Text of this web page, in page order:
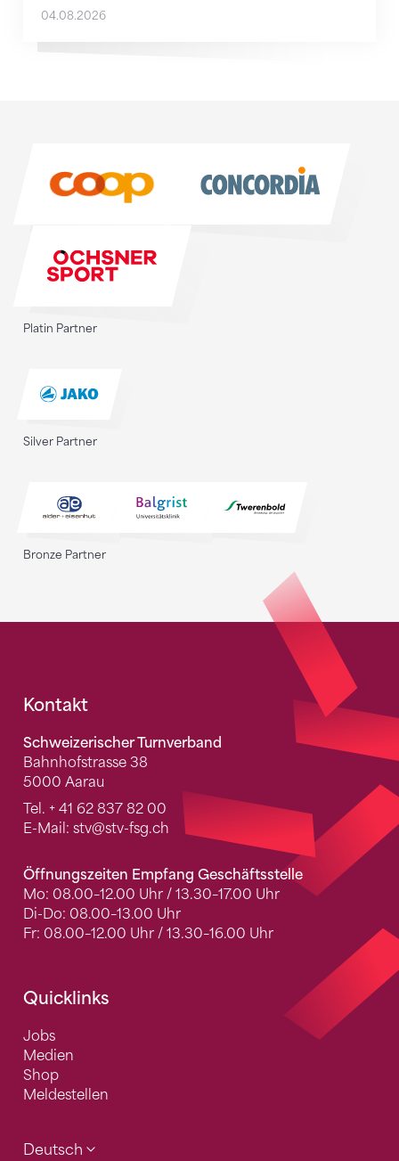
04.08.2026
Platin Partner
Silver Partner
Bronze Partner
Fusszeile
Kontakt
Schweizerischer Turnverband
Bahnhofstrasse 38
5000 Aarau
Tel. + 41 62 837 82 00
E-Mail: stv@stv-fsg.ch
Öffnungszeiten Empfang Geschäftsstelle
Mo: 08.00–12.00 Uhr / 13.30–17.00 Uhr
Di-Do: 08.00–13.00 Uhr
Fr: 08.00–12.00 Uhr / 13.30–16.00 Uhr
Quicklinks
Jobs
Medien
Shop
Meldestellen
Deutsch